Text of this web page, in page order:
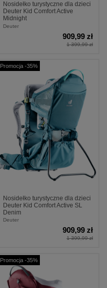
Nosidełko turystyczne dla dzieci
Deuter Kid Comfort Active
Midnight
Deuter
909,99 zł
1 399,99 zł
Promocja -35%
Nosidełko turystyczne dla dzieci
Deuter Kid Comfort Active SL
Denim
Deuter
909,99 zł
1 399,99 zł
Promocja -35%